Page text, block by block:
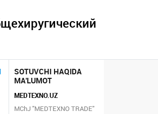
SOTUVCHI HAQIDA
MA'LUMOT
MEDTEXNO.UZ
MChJ "MEDTEXNO TRADE"